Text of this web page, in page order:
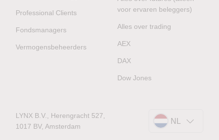
Professional Clients
Fondsmanagers
Vermogensbeheerders
voor ervaren beleggers)
Alles over trading
AEX
DAX
Dow Jones
LYNX B.V., Herengracht 527,
1017 BV, Amsterdam
NL